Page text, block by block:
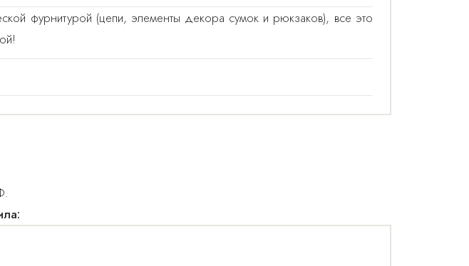
фурнитурой (цепи, элементы декора сумок и рюкзаков), все это